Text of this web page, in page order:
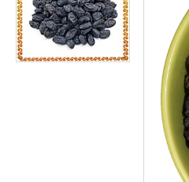
Суперфуды
Рослинні олії першого
холодного віджиму
Спеції, прянощі, приправи